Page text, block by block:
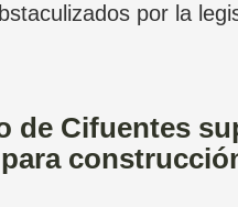
por la
de Cifuentes